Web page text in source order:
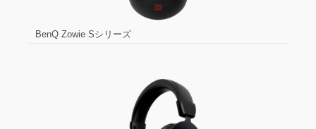
BenQ Zowie Sシリーズ